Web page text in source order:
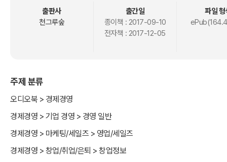
렇게 총 다섯 개의 장으로 구성되어 있다. 그리고 각 장이 끝나는 부분
에 저자의 20년 컨설팅 노하우가 담긴 6개의 최신 컨설팅 보고서가 수
출판사
천그루숲
출간일
종이책 : 2017-09-10
전자책 : 2017-12-05
파일 형
주제 분류
오디오북 > 경제경영
경제경영 > 기업 경영 > 경영 일반
경제경영 > 마케팅/세일즈 > 영업/세일즈
경제경영 > 창업/취업/은퇴 > 창업정보